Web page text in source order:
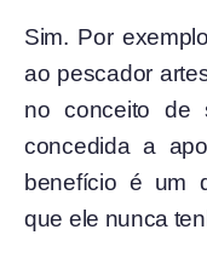
Sim. Por
ao pescador
no conceito de
concedida a
benefício é um
que ele nunca